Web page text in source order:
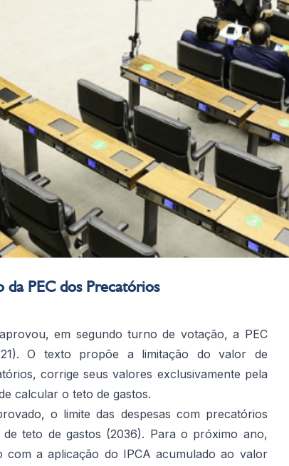
da PEC dos Precatórios
em segundo turno de votação, a PEC
O texto propõe a limitação do valor de
corrige seus valores exclusivamente pela
calcular o teto de gastos.
o limite das despesas com precatórios
teto de gastos (2036). Para o próximo ano,
com a aplicação do IPCA acumulado ao valor